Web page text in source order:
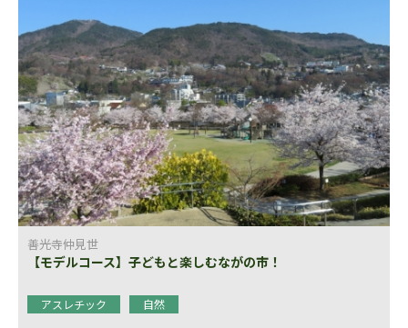
善光寺仲見世
【モデルコース】子どもと楽しむながの市！
アスレチック 自然